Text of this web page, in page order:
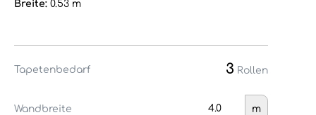
Breite: 0.53 m
Tapetenbedarf 3 Rollen
Wandbreite m